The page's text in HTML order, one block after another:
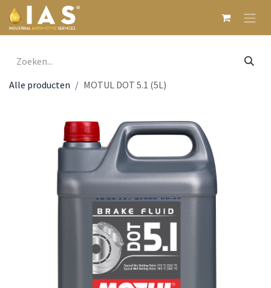
Overslaan naar inhoud
Alle producten MOTUL DOT 5.1 (5L)